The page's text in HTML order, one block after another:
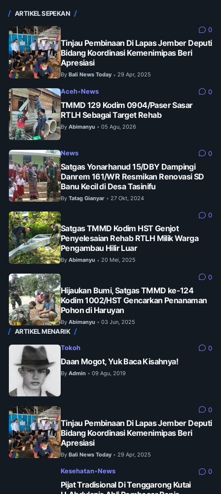
ARTIKEL SEPEKAN
0
Tinjau Pembinaan Di Lapas Jember Deputi
Bidang Koordinasi Kemenimipas Beri
Apresiasi
By Bali News Today • 29 Apr, 2025
Aceh•News 0
TMMD 129 Kodim 0904/Paser Sasar
RTLH Sebagai Target Rehab
By Abimanyu • 05 Agu, 2026
News 0
Satgas Yonarhanud 15/DBY Dampingi
Danrem 161/WR Resmikan Renovasi SD
Banu Kecil di Desa Tasinifu
By Tatag Gianyar • 27 Okt, 2024
0
Satgas TMMD Kodim HST Genjot
Penyelesaian Rehab RTLH Milik Warga
Pengambau Hilir Luar
By Abimanyu • 20 Mei, 2025
0
Hijaukan Bumi, Satgas TMMD ke-124
Kodim 1002/HST Gencarkan Penanaman
Pohon di Haruyan
By Abimanyu • 03 Jun, 2025
ARTIKEL MENARIK
Tokoh 0
Daan Mogot, Yuk Baca Kisahnya!
By Admin • 09 Agu, 2019
0
Tinjau Pembinaan Di Lapas Jember Deputi
Bidang Koordinasi Kemenimipas Beri
Apresiasi
By Bali News Today • 29 Apr, 2025
Kesehatan•News 0
Pijat Tradisional Di Tenggarong Kutai